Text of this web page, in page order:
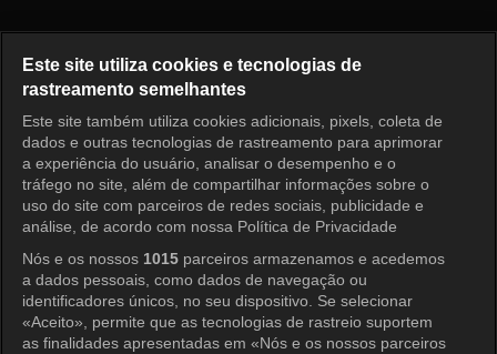
Entrar
Este site utiliza cookies e tecnologias de
rastreamento semelhantes
Este site também utiliza cookies adicionais, pixels, coleta de
dados e outras tecnologias de rastreamento para aprimorar
a experiência do usuário, analisar o desempenho e o
tráfego no site, além de compartilhar informações sobre o
uso do site com parceiros de redes sociais, publicidade e
análise, de acordo com nossa Política de Privacidade
Nós e os nossos 1015 parceiros armazenamos e acedemos
a dados pessoais, como dados de navegação ou
identificadores únicos, no seu dispositivo. Se selecionar
«Aceito», permite que as tecnologias de rastreio suportem
as finalidades apresentadas em «Nós e os nossos parceiros